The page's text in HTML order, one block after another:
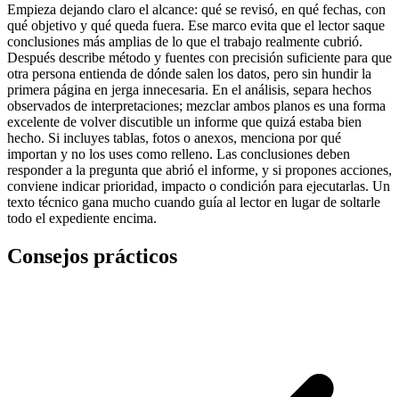
Empieza dejando claro el alcance: qué se revisó, en qué fechas, con
qué objetivo y qué queda fuera. Ese marco evita que el lector saque
conclusiones más amplias de lo que el trabajo realmente cubrió.
Después describe método y fuentes con precisión suficiente para que
otra persona entienda de dónde salen los datos, pero sin hundir la
primera página en jerga innecesaria. En el análisis, separa hechos
observados de interpretaciones; mezclar ambos planos es una forma
excelente de volver discutible un informe que quizá estaba bien
hecho. Si incluyes tablas, fotos o anexos, menciona por qué
importan y no los uses como relleno. Las conclusiones deben
responder a la pregunta que abrió el informe, y si propones acciones,
conviene indicar prioridad, impacto o condición para ejecutarlas. Un
texto técnico gana mucho cuando guía al lector en lugar de soltarle
todo el expediente encima.
Consejos prácticos